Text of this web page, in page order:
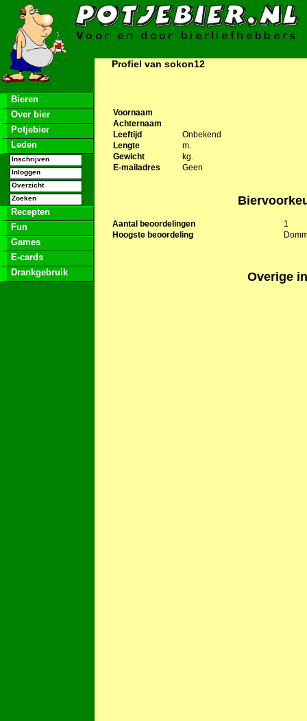
Bieren
Over bier
Potjebier
Leden
Inschrijven
Inloggen
Overzicht
Zoeken
Recepten
Fun
Games
E-cards
Drankgebruik
Profiel van sokon12
Voornaam
Achternaam
Leeftijd
Onbekend
Lengte
m.
Gewicht
kg.
E-mailadres
Geen
Aantal beoordelingen
1
Hoogste beoordeling
Overige